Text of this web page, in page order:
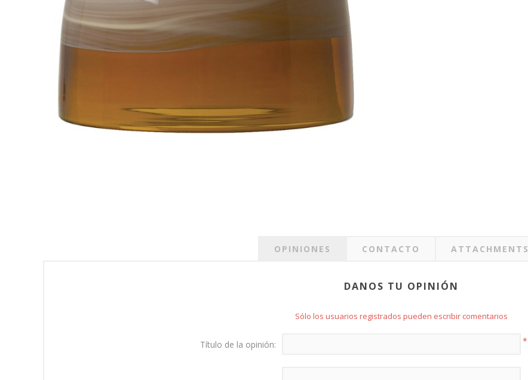
OPINIONES CONTACTO ATTACHMENTS
DANOS TU OPINIÓN
Sólo los usuarios registrados pueden escribir comentarios
Título de la opinión: *